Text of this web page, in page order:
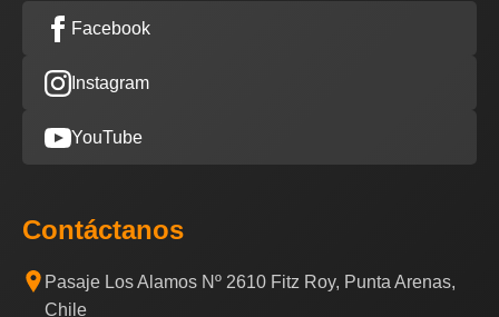
Facebook
Instagram
YouTube
Contáctanos
Pasaje Los Alamos Nº 2610 Fitz Roy, Punta Arenas,
Chile